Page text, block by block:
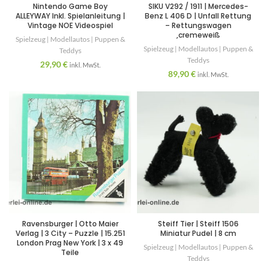
Nintendo Game Boy
ALLEYWAY Inkl. Spielanleitung |
Vintage NOE Videospiel
Spielzeug | Modellautos | Puppen &
Teddys
29,90€ inkl. MwSt.
SIKU V292 / 1911 | Mercedes-
Benz L 406 D | Unfall Rettung
– Rettungswagen
,cremeweiß
Spielzeug | Modellautos | Puppen &
Teddys
89,90€ inkl. MwSt.
Ravensburger | Otto Maier
Verlag | 3 City – Puzzle | 15.251
London Prag New York | 3 x 49
Teile
Steiff Tier | Steiff 1506
Miniatur Pudel | 8 cm
Spielzeug | Modellautos | Puppen &
Teddys